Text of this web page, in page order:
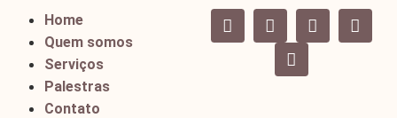
Home
Quem somos
Serviços
Palestras
Contato